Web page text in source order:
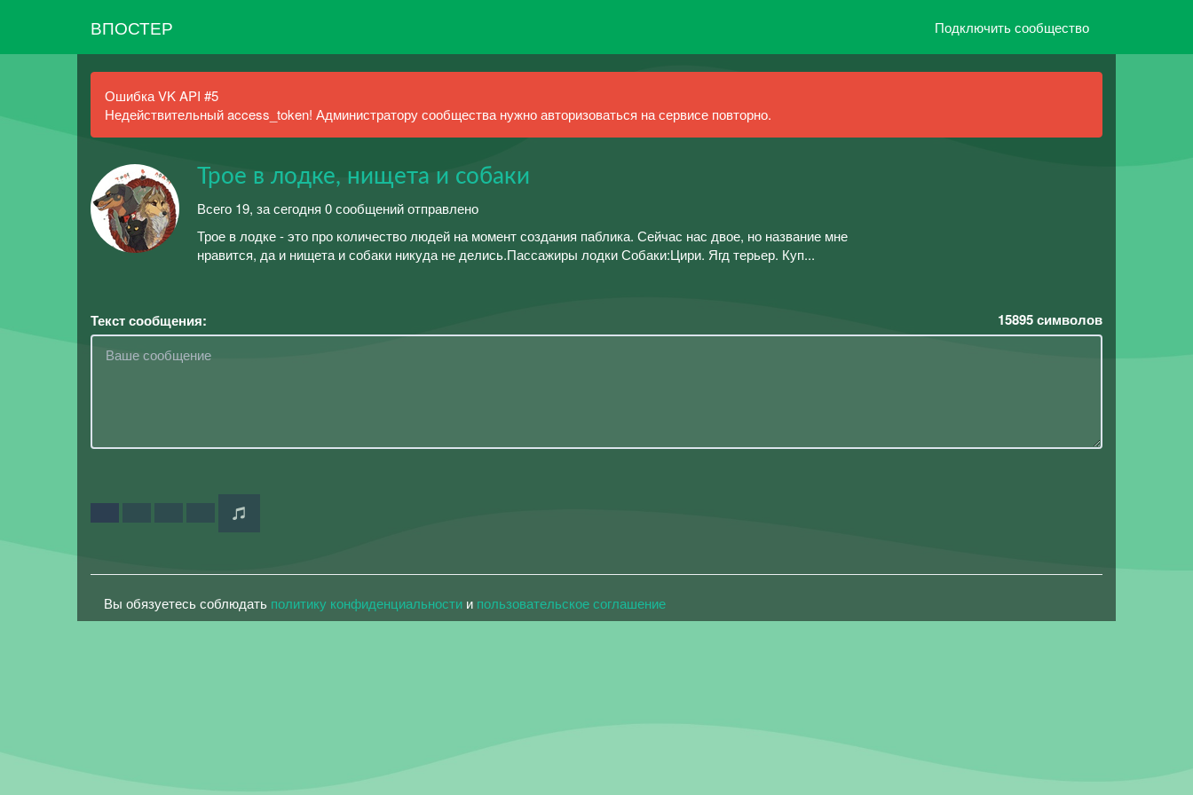
ВПОСТЕР Подключить сообщество
Ошибка VK API #5
Недействительный access_token! Администратору сообщества нужно авторизоваться на сервисе повторно.
Трое в лодке, нищета и собаки
Всего 19, за сегодня 0 сообщений отправлено
Трое в лодке - это про количество людей на момент создания паблика. Сейчас нас двое, но название мне
нравится, да и нищета и собаки никуда не делись.Пассажиры лодки Собаки:Цири. Ягд терьер. Куп...
Текст сообщения: 15895символов
Вы обязуетесь соблюдать политику конфиденциальности и пользовательское соглашение